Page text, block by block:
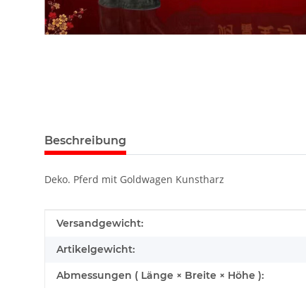
Beschreibung
Deko. Pferd mit Goldwagen Kunstharz
Produkteigenschaft
Wert
Versandgewicht:
Artikelgewicht:
Abmessungen ( Länge × Breite × Höhe ):